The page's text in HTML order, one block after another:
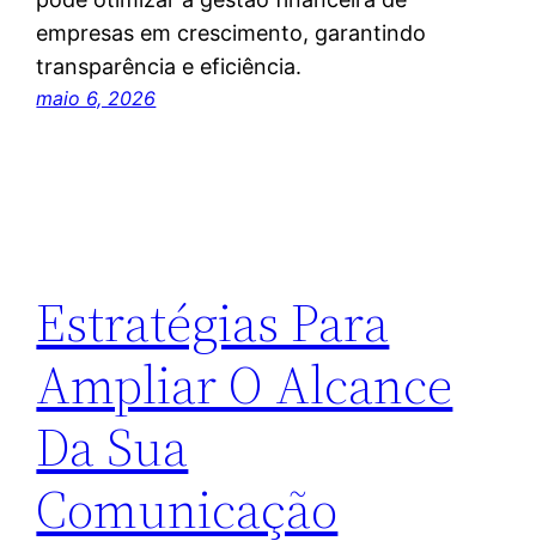
empresas em crescimento, garantindo
transparência e eficiência.
maio 6, 2026
Estratégias Para
Ampliar O Alcance
Da Sua
Comunicação